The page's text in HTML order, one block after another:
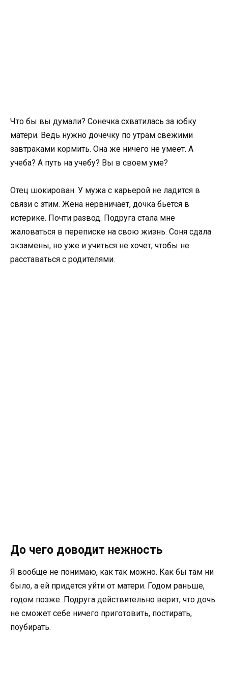
Что бы вы думали? Сонечка схватилась за юбку
матери. Ведь нужно дочечку по утрам свежими
завтраками кормить. Она же ничего не умеет. А
учеба? А путь на учебу? Вы в своем уме?
Отец шокирован. У мужа с карьерой не ладится в
связи с этим. Жена нервничает, дочка бьется в
истерике. Почти развод. Подруга стала мне
жаловаться в переписке на свою жизнь. Соня сдала
экзамены, но уже и учиться не хочет, чтобы не
расставаться с родителями.
До чего доводит нежность
Я вообще не понимаю, как так можно. Как бы там ни
было, а ей придется уйти от матери. Годом раньше,
годом позже. Подруга действительно верит, что дочь
не сможет себе ничего приготовить, постирать,
поубирать.